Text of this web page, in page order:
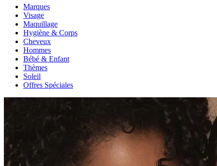
Marques
Visage
Maquillage
Hygiène & Corps
Cheveux
Hommes
Bébé & Enfant
Thèmes
Soleil
Offres Spéciales